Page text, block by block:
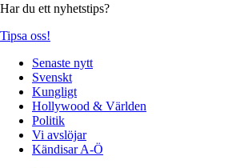
Har du ett nyhetstips?
Tipsa oss!
Senaste nytt
Svenskt
Kungligt
Hollywood & Världen
Politik
Vi avslöjar
Kändisar A-Ö